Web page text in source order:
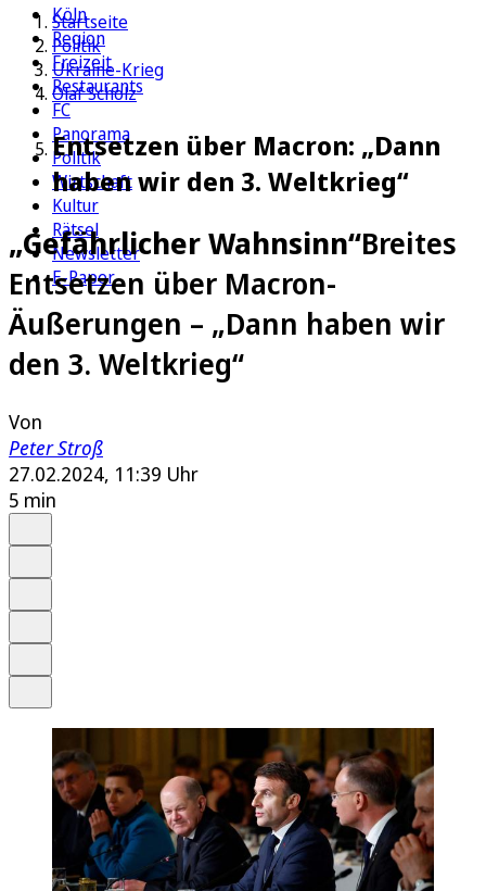
Köln
Region
Freizeit
Restaurants
FC
Panorama
Politik
Wirtschaft
Kultur
Rätsel
Newsletter
E-Paper
Startseite
Politik
Ukraine-Krieg
Olaf Scholz
Entsetzen über Macron: „Dann
haben wir den 3. Weltkrieg“
„Gefährlicher Wahnsinn“Breites
Entsetzen über Macron-
Äußerungen – „Dann haben wir
den 3. Weltkrieg“
Von
Peter Stroß
27.02.2024, 11:39 Uhr
5 min